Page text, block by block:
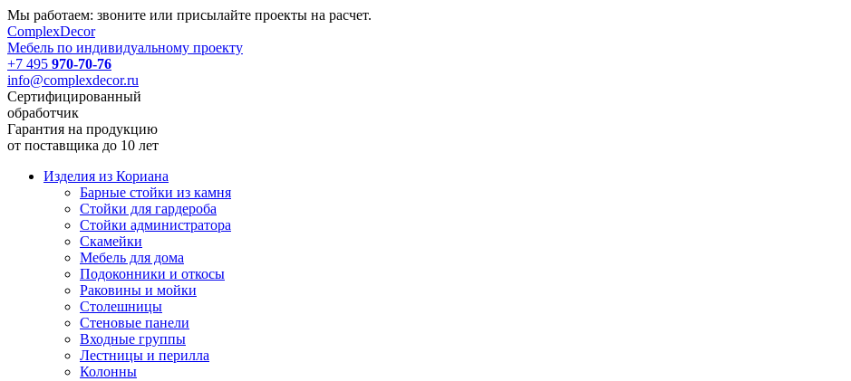
Мы работаем: звоните или присылайте проекты на расчет.
ComplexDecor
Мебель по индивидуальному проекту
+7 495 970-70-76
info@complexdecor.ru
Сертифицированный
обработчик
Гарантия на продукцию
от поставщика до 10 лет
Изделия из Кориана
Барные стойки из камня
Стойки для гардероба
Стойки администратора
Скамейки
Мебель для дома
Подоконники и откосы
Раковины и мойки
Столешницы
Стеновые панели
Входные группы
Лестницы и перилла
Колонны